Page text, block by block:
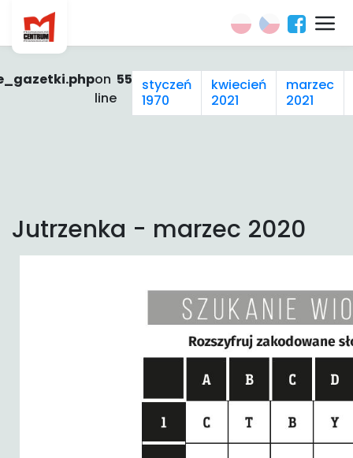
on
line
55
styczeń
1970
kwiecień
2021
marzec
2021
Jutrzenka - marzec 2020